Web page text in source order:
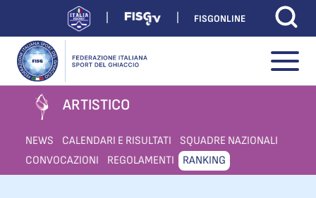
FISGONLINE
ARTISTICO
NEWS CALENDARI E RISULTATI
SQUADRE NAZIONALI
CONVOCAZIONI
REGOLAMENTI RANKING